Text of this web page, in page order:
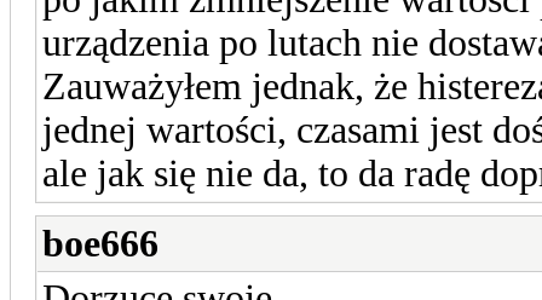
urządzenia po lutach nie
Zauważyłem jednak, że
jednej wartości, czasami jest
ale jak się nie da, to da radę
boe666